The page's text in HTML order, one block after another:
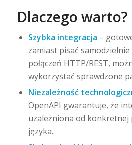
Dlaczego warto?
Szybka integracja –
zamiast pisać
połączeń HTTP/REST,
wykorzystać sprawdzone
Niezależność
OpenAPI gwarantuje, że
uzależniona od konkretnej
języka.